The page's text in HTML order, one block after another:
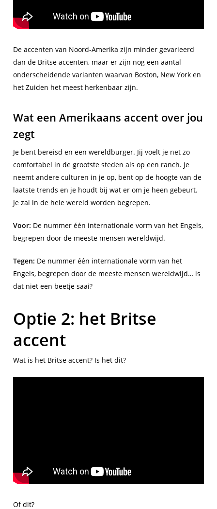
De accenten van Noord-Amerika zijn minder gevarieerd
dan de Britse accenten, maar er zijn nog een aantal
onderscheidende varianten waarvan Boston, New York en
het Zuiden het meest herkenbaar zijn.
Wat een Amerikaans accent over jou
zegt
Je bent bereisd en een wereldburger. Jij voelt je net zo
comfortabel in de grootste steden als op een ranch. Je
neemt andere culturen in je op, bent op de hoogte van de
laatste trends en je houdt bij wat er om je heen gebeurt.
Je zal in de hele wereld worden begrepen.
Voor: De nummer één internationale vorm van het Engels,
begrepen door de meeste mensen wereldwijd.
Tegen: De nummer één internationale vorm van het
Engels, begrepen door de meeste mensen wereldwijd… is
dat niet een beetje saai?
Optie 2: het Britse
accent
Wat is het Britse accent? Is het dit?
Of dit?